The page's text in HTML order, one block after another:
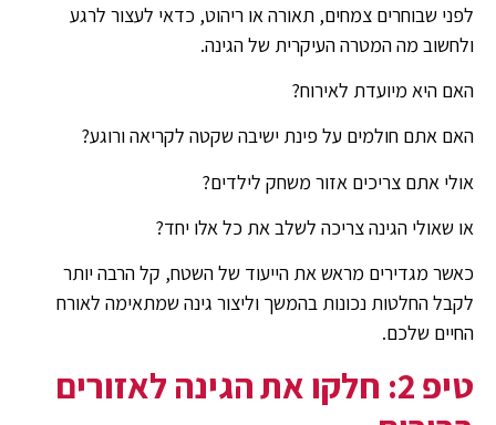
לפני שבוחרים צמחים, תאורה או ריהוט, כדאי לעצור לרגע
ולחשוב מה המטרה העיקרית של הגינה.
האם היא מיועדת לאירוח?
האם אתם חולמים על פינת ישיבה שקטה לקריאה ורוגע?
אולי אתם צריכים אזור משחק לילדים?
או שאולי הגינה צריכה לשלב את כל אלו יחד?
כאשר מגדירים מראש את הייעוד של השטח, קל הרבה יותר
לקבל החלטות נכונות בהמשך וליצור גינה שמתאימה לאורח
החיים שלכם.
טיפ 2: חלקו את הגינה לאזורים